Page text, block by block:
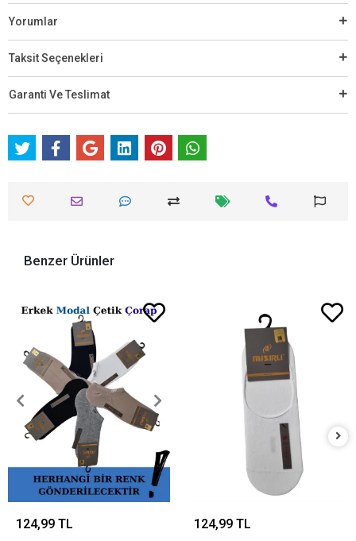
Yorumlar
Taksit Seçenekleri
Garanti Ve Teslimat
Benzer Ürünler
124,99 TL 124,99 TL